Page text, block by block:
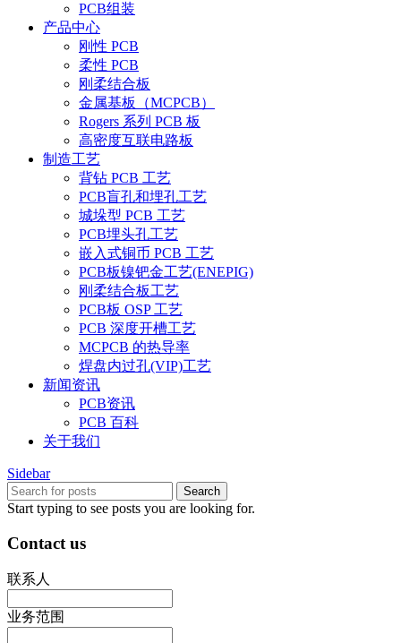
PCB组装
产品中心
刚性 PCB
柔性 PCB
刚柔结合板
金属基板（MCPCB）
Rogers 系列 PCB 板
高密度互联电路板
制造工艺
背钻 PCB 工艺
PCB盲孔和埋孔工艺
城垛型 PCB 工艺
PCB埋头孔工艺
嵌入式铜币 PCB 工艺
PCB板镍钯金工艺(ENEPIG)
刚柔结合板工艺
PCB板 OSP 工艺
PCB 深度开槽工艺
MCPCB 的热导率
焊盘内过孔(VIP)工艺
新闻资讯
PCB资讯
PCB 百科
关于我们
Sidebar
Search
Start typing to see posts you are looking for.
Contact us
联系人
业务范围